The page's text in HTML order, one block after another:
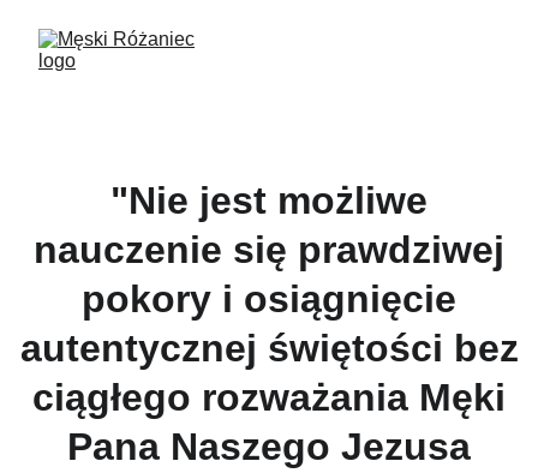
"Nie jest możliwe
nauczenie się prawdziwej
pokory i osiągnięcie
autentycznej świętości bez
ciągłego rozważania Męki
Pana Naszego Jezusa